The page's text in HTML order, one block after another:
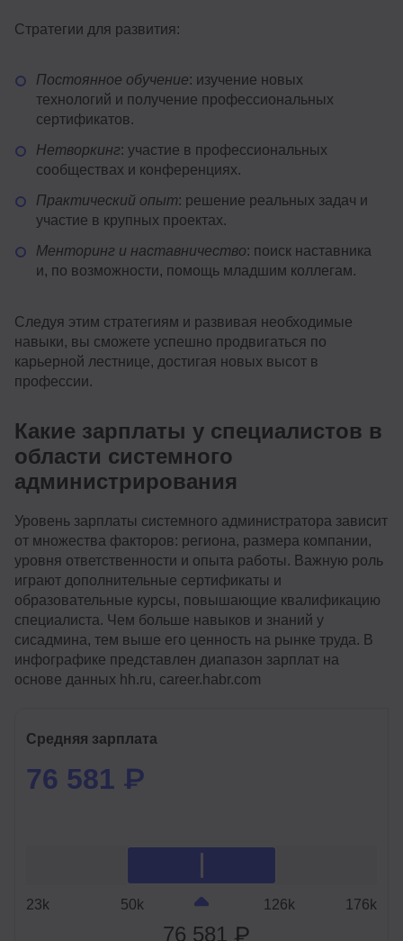
Стратегии для развития:
Постоянное обучение: изучение новых
технологий и получение профессиональных
сертификатов.
Нетворкинг: участие в профессиональных
сообществах и конференциях.
Практический опыт: решение реальных задач и
участие в крупных проектах.
Менторинг и наставничество: поиск наставника
и, по возможности, помощь младшим коллегам.
Следуя этим стратегиям и развивая необходимые
навыки, вы сможете успешно продвигаться по
карьерной лестнице, достигая новых высот в
профессии.
Какие зарплаты у специалистов в
области системного
администрирования
Уровень зарплаты системного администратора зависит
от множества факторов: региона, размера компании,
уровня ответственности и опыта работы. Важную роль
играют дополнительные сертификаты и
образовательные курсы, повышающие квалификацию
специалиста. Чем больше навыков и знаний у
сисадмина, тем выше его ценность на рынке труда. В
инфографике представлен диапазон зарплат на
основе данных hh.ru, career.habr.com
Средняя зарплата
76 581 ₽
23k 50k
76 581 ₽
126k 176k